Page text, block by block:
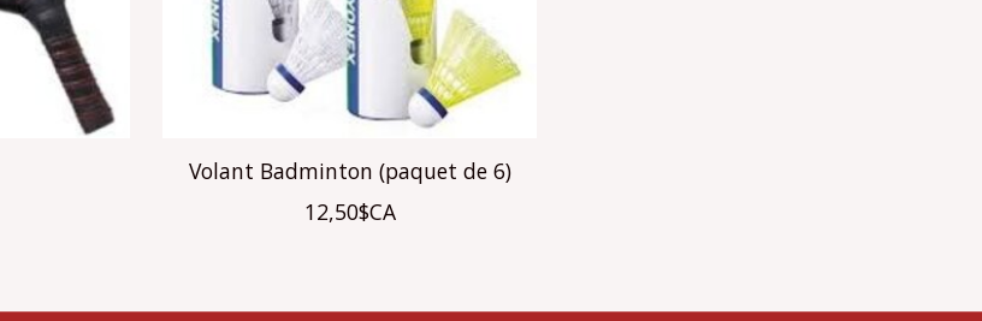
Volant Badminton (paquet de 6)
12,50$CA